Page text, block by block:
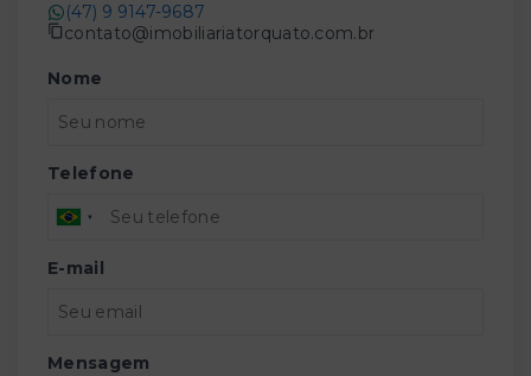
(47) 9 9147-9687
contato@imobiliariatorquato.com.br
Nome
Telefone
E-mail
Mensagem